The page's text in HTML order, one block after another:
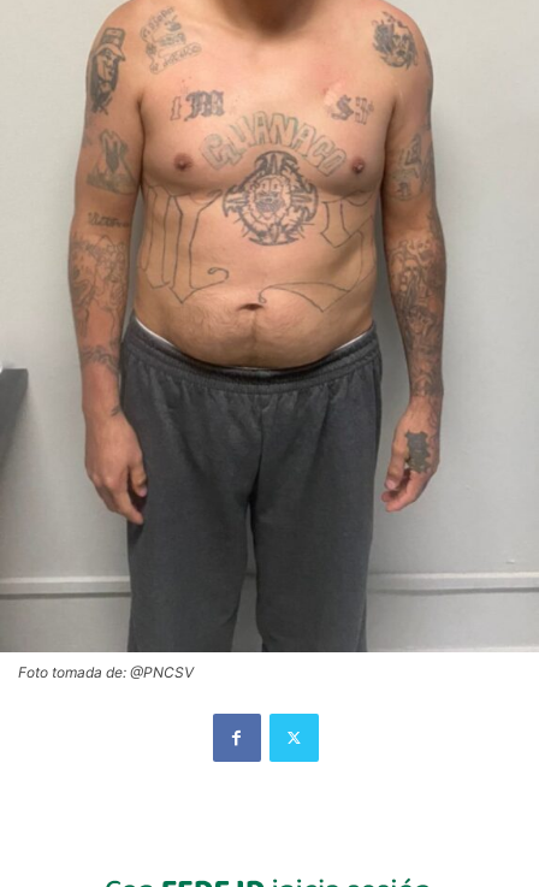
Foto tomada de: @PNCSV